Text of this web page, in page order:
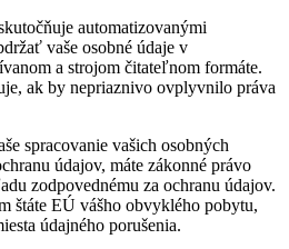
automatizovanými
vaše osobné údaje v
a strojom čitateľnom formáte.
ak by nepriaznivo ovplyvnilo práva
spracovanie vašich osobných
údajov, máte zákonné právo
zodpovednému za ochranu údajov.
štáte EÚ vášho obvyklého pobytu,
údajného porušenia.